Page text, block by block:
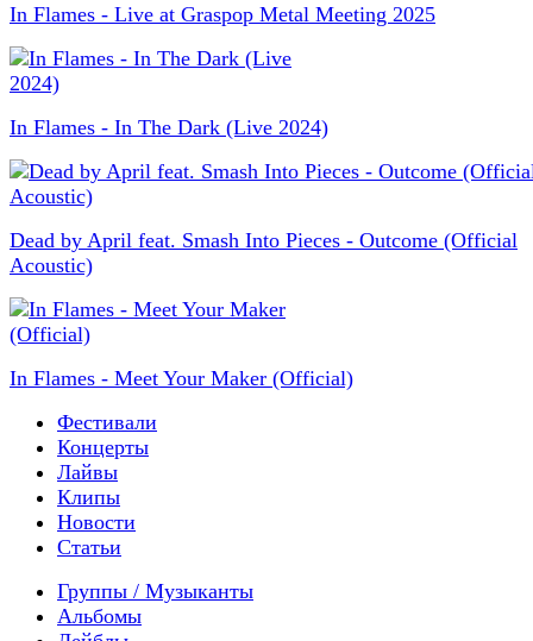
In Flames - Live at Graspop Metal Meeting 2025
In Flames - In The Dark (Live 2024)
Dead by April feat. Smash Into Pieces - Outcome (Official
Acoustic)
In Flames - Meet Your Maker (Official)
Фестивали
Концерты
Лайвы
Клипы
Новости
Статьи
Группы / Музыканты
Альбомы